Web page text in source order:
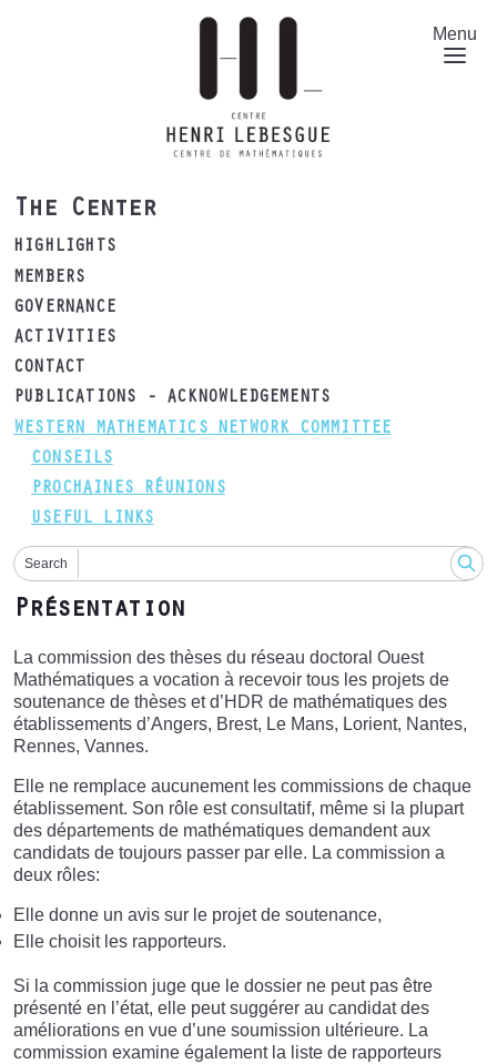
Menu
The Center
HIGHLIGHTS
MEMBERS
GOVERNANCE
ACTIVITIES
CONTACT
PUBLICATIONS - ACKNOWLEDGEMENTS
WESTERN MATHEMATICS NETWORK COMMITTEE
CONSEILS
PROCHAINES RÉUNIONS
USEFUL LINKS
Search
Présentation
La commission des thèses du réseau doctoral Ouest
Mathématiques a vocation à recevoir tous les projets de
soutenance de thèses et d’HDR de mathématiques des
établissements d’Angers, Brest, Le Mans, Lorient, Nantes,
Rennes, Vannes.
Elle ne remplace aucunement les commissions de chaque
établissement. Son rôle est consultatif, même si la plupart
des départements de mathématiques demandent aux
candidats de toujours passer par elle. La commission a
deux rôles:
Elle donne un avis sur le projet de soutenance,
Elle choisit les rapporteurs.
Si la commission juge que le dossier ne peut pas être
présenté en l’état, elle peut suggérer au candidat des
améliorations en vue d’une soumission ultérieure. La
commission examine également la liste de rapporteurs